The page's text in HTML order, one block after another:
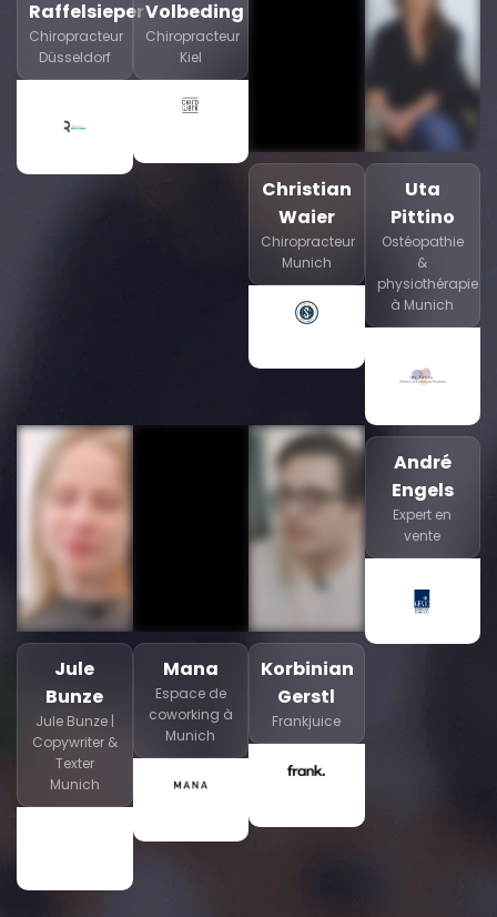
Raffelsieper
Chiropracteur
Düsseldorf
Volbeding
Chiropracteur
Kiel
Christian
Waier
Chiropracteur
Munich
Uta
Pittino
Ostéopathie
&
physiothérapie
à Munich
Jule
Bunze
Jule Bunze |
Copywriter &
Texter
Munich
Mana
Espace de
coworking à
Munich
Korbinian
Gerstl
Frankjuice
André
Engels
Expert en
vente